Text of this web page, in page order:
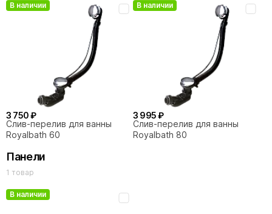
В наличии
3 750 ₽
Слив-перелив для ванны
Royalbath 60
В наличии
3 995 ₽
Слив-перелив для ванны
Royalbath 80
Панели
1 товар
В наличии